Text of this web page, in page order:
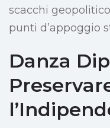
scacchi
punti d’appoggio
Danza